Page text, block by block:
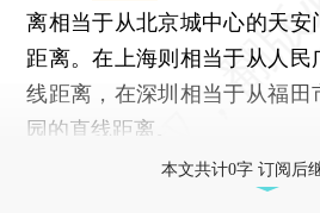
离相当于从北京城中心的天安
距离。在上海则相当于从人民
线距离，在深圳相当于从福田
园的直线距离。
本文共计0字 订阅后